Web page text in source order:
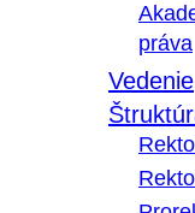
práva
Vedenie